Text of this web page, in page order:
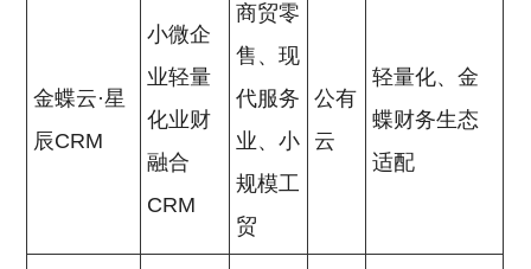
金蝶云·星
辰CRM
小微企
业轻量
化业财
融合
CRM
商贸零
售、现
代服务
业、小
规模工
贸
公有
云
轻量化、金
蝶财务生态
适配